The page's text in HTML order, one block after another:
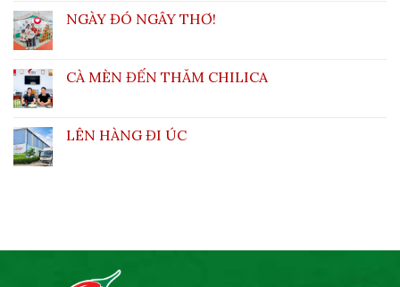
NGÀY ĐÓ NGÂY THƠ!
CÀ MÈN ĐẾN THĂM CHILICA
LÊN HÀNG ĐI ÚC